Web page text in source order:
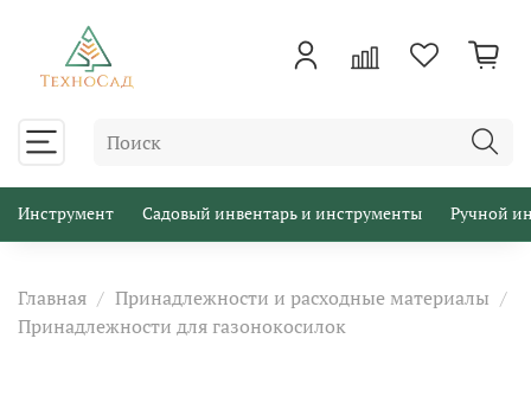
Инструмент Садовый инвентарь и инструменты Ручной
Главная
Принадлежности и расходные материалы
Принадлежности для газонокосилок